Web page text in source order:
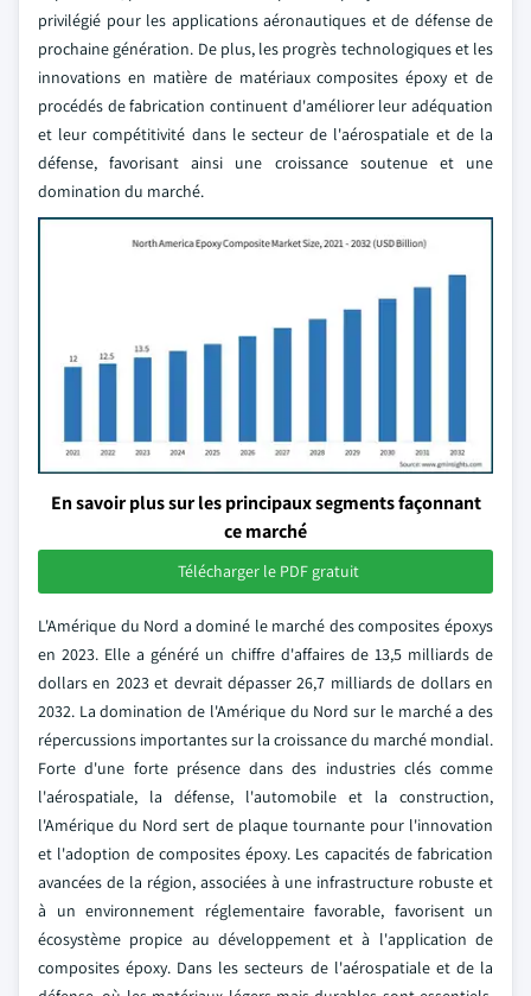
privilégié pour les applications aéronautiques et de défense de
prochaine génération. De plus, les progrès technologiques et les
innovations en matière de matériaux composites époxy et de
procédés de fabrication continuent d'améliorer leur adéquation
et leur compétitivité dans le secteur de l'aérospatiale et de la
défense, favorisant ainsi une croissance soutenue et une
domination du marché.
En savoir plus sur les principaux segments façonnant
ce marché
Télécharger le PDF gratuit
L'Amérique du Nord a dominé le marché des composites époxys
en 2023. Elle a généré un chiffre d'affaires de 13,5 milliards de
dollars en 2023 et devrait dépasser 26,7 milliards de dollars en
2032. La domination de l'Amérique du Nord sur le marché a des
répercussions importantes sur la croissance du marché mondial.
Forte d'une forte présence dans des industries clés comme
l'aérospatiale, la défense, l'automobile et la construction,
l'Amérique du Nord sert de plaque tournante pour l'innovation
et l'adoption de composites époxy. Les capacités de fabrication
avancées de la région, associées à une infrastructure robuste et
à un environnement réglementaire favorable, favorisent un
écosystème propice au développement et à l'application de
composites époxy. Dans les secteurs de l'aérospatiale et de la